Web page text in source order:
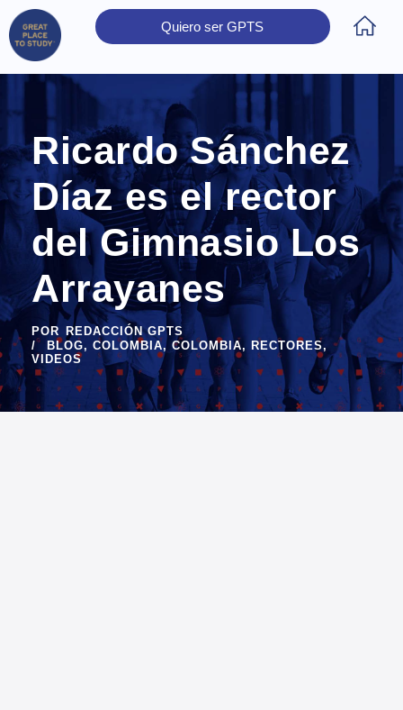
Quiero ser GPTS
Ricardo Sánchez
Díaz es el rector
del Gimnasio Los
Arrayanes
POR
REDACCIÓN GPTS
BLOG, COLOMBIA, COLOMBIA, RECTORES,
VIDEOS